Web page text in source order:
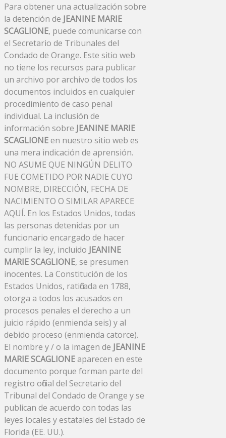
Para obtener una actualización sobre
la detención de JEANINE MARIE
SCAGLIONE, puede comunicarse con
el Secretario de Tribunales del
Condado de Orange. Este sitio web
no tiene los recursos para publicar
un archivo por archivo de todos los
documentos incluidos en cualquier
procedimiento de caso penal
individual. La inclusión de
información sobre JEANINE MARIE
SCAGLIONEen nuestro sitio web es
una mera indicación de aprensión.
NO ASUME QUE NINGÚN DELITO
FUE COMETIDO POR NADIE CUYO
NOMBRE, DIRECCIÓN, FECHA DE
NACIMIENTO O SIMILAR APARECE
AQUÍ. En los Estados Unidos, todas
las personas detenidas por un
funcionario encargado de hacer
cumplir la ley, incluido JEANINE
MARIE SCAGLIONE, se presumen
inocentes. La Constitución de los
Estados Unidos, ratificada en 1788,
otorga a todos los acusados ​​en
procesos penales el derecho a un
juicio rápido (enmienda seis) y al
debido proceso (enmienda catorce).
El nombre y / o la imagen de JEANINE
MARIE SCAGLIONEaparecen en este
documento porque forman parte del
registro oficial del Secretario del
Tribunal del Condado de Orange y se
publican de acuerdo con todas las
leyes locales y estatales del Estado de
Florida (EE. UU.).